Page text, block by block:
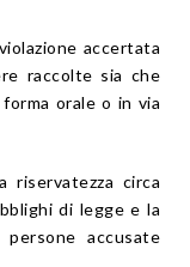
accertata
raccolte sia che
orale o in via
riservatezza circa
di legge e la
accusate